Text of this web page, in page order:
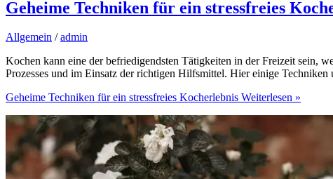
Geheime Techniken für ein stressfreies
Allgemein /admin
Kochen kann eine der befriedigendsten Tätigkeiten in der Freizeit sein,
Prozesses und im Einsatz der richtigen Hilfsmittel. Hier einige
Geheime Techniken für ein stressfreies Kocherlebnis Weiterlesen »